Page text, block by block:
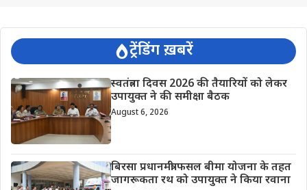
ट्रेंडिंग ख़बरें
स्वतंत्रता दिवस 2026 की तैयारियों को लेकर
उपायुक्त ने की समीक्षा बैठक
August 6, 2026
बिरसा प्रधानमंत्री फसल बीमा योजना के तहत
जागरूकता रथ को उपायुक्त ने किया रवाना